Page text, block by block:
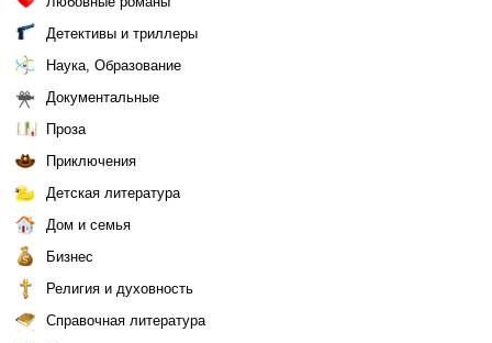
Детективы и триллеры
Наука, Образование
Документальные
Проза
Приключения
Детская литература
Дом и семья
Бизнес
Религия и духовность
Справочная литература